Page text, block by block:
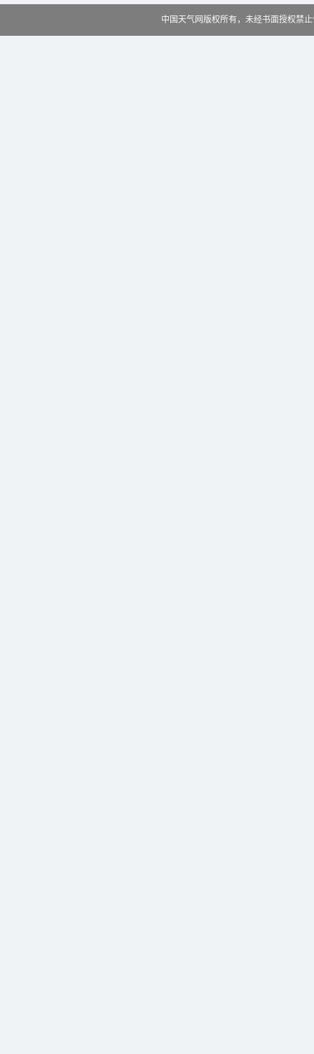
中国天气网版权所有，未经书面授权